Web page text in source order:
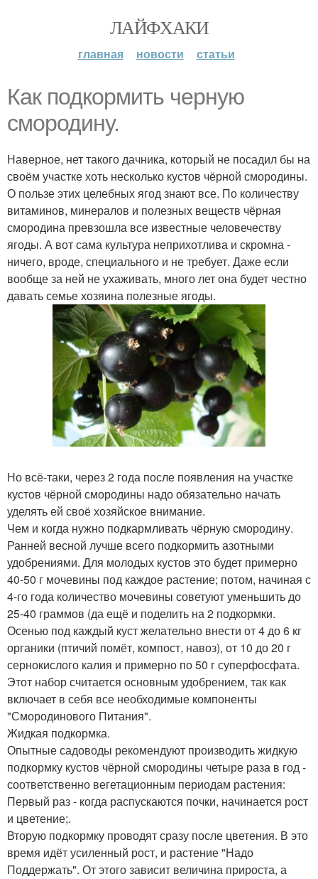
ЛАЙФХАКИ
главная новости статьи
Как подкормить черную
смородину.
Наверное, нет такого дачника, который не посадил бы на
своём участке хоть несколько кустов чёрной смородины.
О пользе этих целебных ягод знают все. По количеству
витаминов, минералов и полезных веществ чёрная
смородина превзошла все известные человечеству
ягоды. А вот сама культура неприхотлива и скромна -
ничего, вроде, специального и не требует. Даже если
вообще за ней не ухаживать, много лет она будет честно
давать семье хозяина полезные ягоды.
Но всё-таки, через 2 года после появления на участке
кустов чёрной смородины надо обязательно начать
уделять ей своё хозяйское внимание.
Чем и когда нужно подкармливать чёрную смородину.
Ранней весной лучше всего подкормить азотными
удобрениями. Для молодых кустов это будет примерно
40-50 г мочевины под каждое растение; потом, начиная с
4-го года количество мочевины советуют уменьшить до
25-40 граммов (да ещё и поделить на 2 подкормки.
Осенью под каждый куст желательно внести от 4 до 6 кг
органики (птичий помёт, компост, навоз), от 10 до 20 г
сернокислого калия и примерно по 50 г суперфосфата.
Этот набор считается основным удобрением, так как
включает в себя все необходимые компоненты
"Смородинового Питания".
Жидкая подкормка.
Опытные садоводы рекомендуют производить жидкую
подкормку кустов чёрной смородины четыре раза в год -
соответственно вегетационным периодам растения:
Первый раз - когда распускаются почки, начинается рост
и цветение;.
Вторую подкормку проводят сразу после цветения. В это
время идёт усиленный рост, и растение "Надо
Поддержать". От этого зависит величина прироста, а